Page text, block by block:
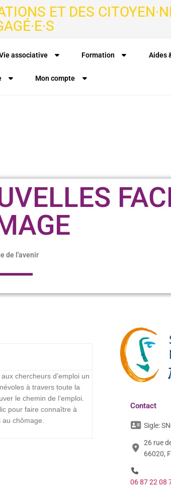
ET DES
associative Formation Aides
Mon compte
de l'avenir
chercheurs d'emploi un
à travers toute la
le chemin de l’emploi.
pour faire connaître à
chômage.
Contact
Sigle:
26 rue
66020,
06 87 22 08